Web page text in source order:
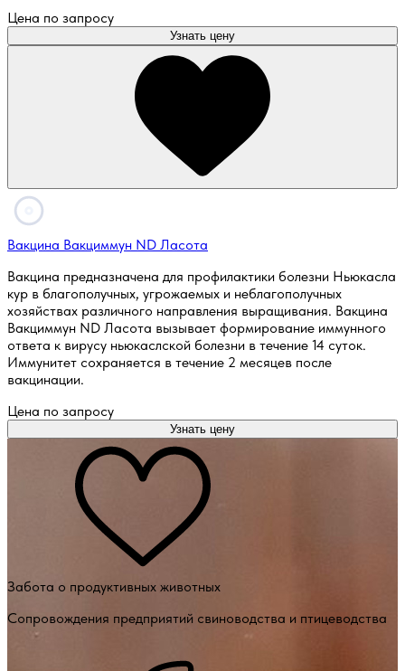
Цена по запросу
Узнать цену
Вакцина Вакциммун ND Ласота
Вакцина предназначена для профилактики болезни Ньюкасла
кур в благополучных, угрожаемых и неблагополучных
хозяйствах различного направления выращивания. Вакцина
Вакциммун ND Ласота вызывает формирование иммунного
ответа к вирусу ньюкаслской болезни в течение 14 суток.
Иммунитет сохраняется в течение 2 месяцев после
вакцинации.
Цена по запросу
Узнать цену
Забота о продуктивных животных
Сопровождения предприятий свиноводства и птицеводства